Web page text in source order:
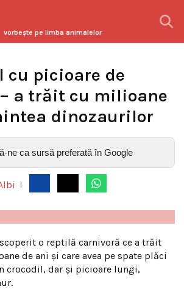
vorbeşte pe limba animalelor
cu picioare de
a trăit cu milioane
dinozaurilor
ne ca sursă preferată în Google
o reptilă carnivoră ce a trăit
de ani și care avea pe spate plăci
crocodil, dar și picioare lungi,